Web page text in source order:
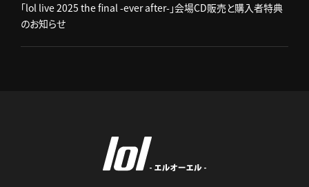
「lol live 2025 the final -ever after-」会場CD販売と購入者特典
のお知らせ